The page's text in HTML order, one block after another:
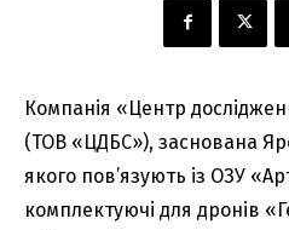
Компанія «Центр
(ТОВ «ЦДБС»), заснована
якого пов’язують із ОЗУ
комплектуючі для дронів